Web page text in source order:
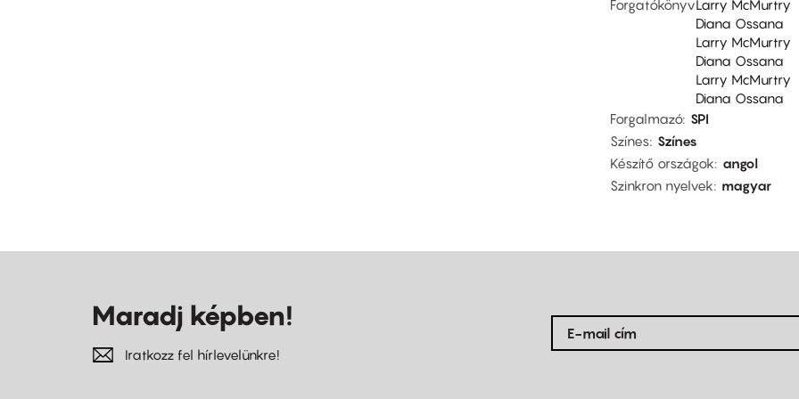
ForgatókönyvLarry McMurtry
Diana Ossana
Larry McMurtry
Diana Ossana
Larry McMurtry
Diana Ossana
Forgalmazó SPI
Színes Színes
Készítő országok
angol
Szinkron nyelvek
magyar
Maradj képben!
Iratkozz fel hírlevelünkre!